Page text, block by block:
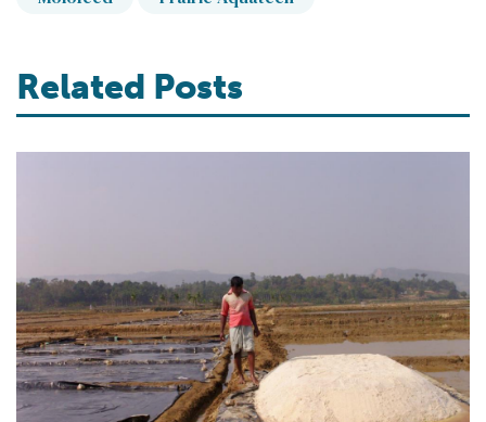
Related Posts